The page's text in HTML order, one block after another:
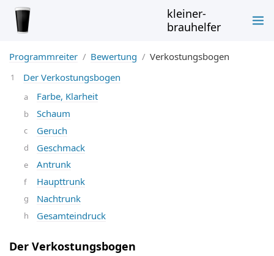
kleiner-
brauhelfer
Programmreiter Bewertung
Verkostungsbogen
Der Verkostungsbogen
Farbe, Klarheit
Schaum
Geruch
Geschmack
Antrunk
Haupttrunk
Nachtrunk
Gesamteindruck
Der Verkostungsbogen